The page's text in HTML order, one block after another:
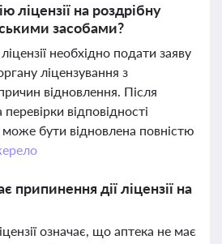
ліцензії на роздрібну
засобами?
необхідно подати заяву
ліцензування з
відновлення. Після
відповідності
може бути відновлена повністю
припинення дії ліцензії на
означає, що аптека не має